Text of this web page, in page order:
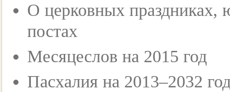
О церковных праздниках,
постах
Месяцеслов на 2015 год
Пасхалия на 2013–2032